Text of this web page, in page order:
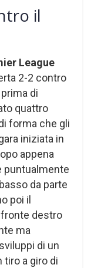
il
League
2-2 contro
prima di
quattro
forma che gli
iniziata in
appena
puntualmente
da parte
poi il
destro
ma
di un
tiro a giro di